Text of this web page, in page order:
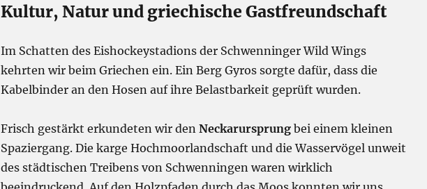
Kultur, Natur und griechische Gastfreundschaft
Im Schatten des Eishockeystadions der Schwenninger Wild Wings
kehrten wir beim Griechen ein. Ein Berg Gyros sorgte dafür, dass die
Kabelbinder an den Hosen auf ihre Belastbarkeit geprüft wurden.
Frisch gestärkt erkundeten wir den Neckarursprungbei einem kleinen
Spaziergang. Die karge Hochmoorlandschaft und die Wasservögel unweit
des städtischen Treibens von Schwenningen waren wirklich